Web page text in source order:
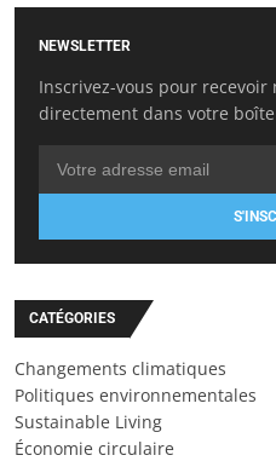
NEWSLETTER
Inscrivez-vous pour
directement dans votre
CATÉGORIES
Changements climatiques
Politiques environnementales
Sustainable Living
Économie circulaire